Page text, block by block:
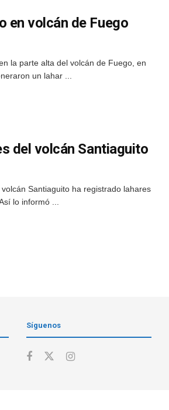
en volcán de Fuego
la parte alta del volcán de Fuego, en
un lahar ...
del volcán Santiaguito
Santiaguito ha registrado lahares
lo informó ...
Síguenos